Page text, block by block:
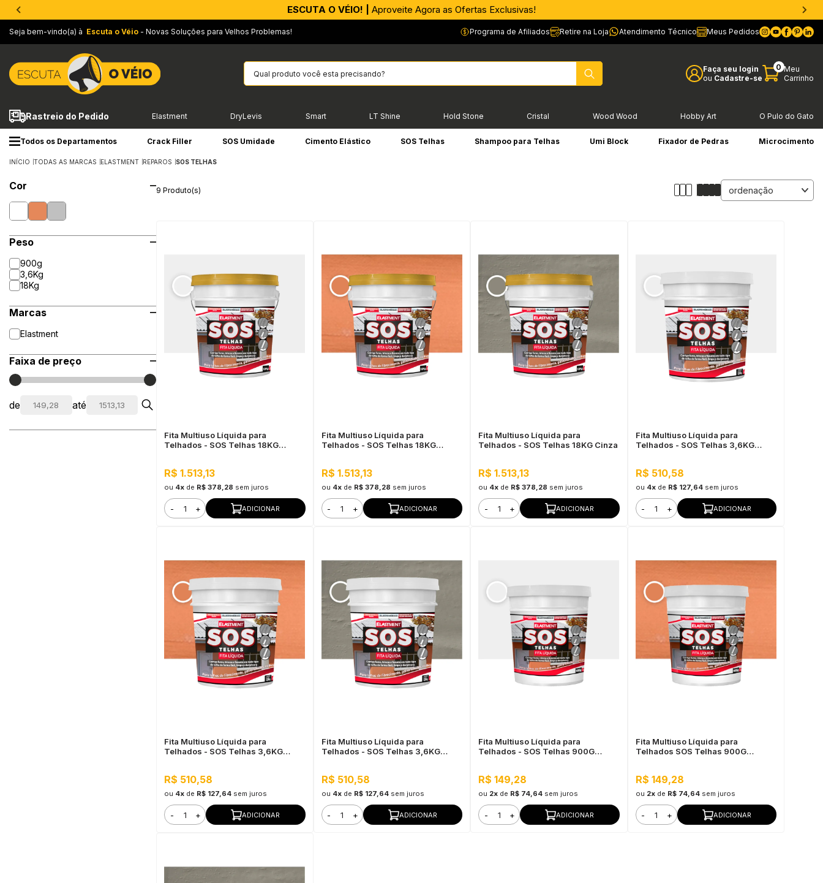
ESCUTA O VÉIO! | Aproveite Agora as Ofertas Exclusivas!
Seja bem-vindo(a) à Escuta o Véio - Novas Soluções para Velhos Problemas! Programa de Afiliados Retire na Loja Atendimento Técnico Meus Pedidos
Faça seu login
ou Cadastre-se
0 Meu
Carrinho
Rastreio do Pedido Elastment DryLevis Smart LT Shine Hold Stone Cristal Wood Wood Hobby Art O Pulo do Gato
Todos os Departamentos Crack Filler SOS Umidade Cimento Elástico SOS Telhas Shampoo para Telhas Umi Block Fixador de Pedras Microcimento
INÍCIO TODAS AS MARCAS ELASTMENT REPAROS SOS TELHAS
Cor
Peso
900g
3,6Kg
18Kg
Marcas
Elastment
Faixa de preço
de até
9 Produto(s)
Fita Multiuso Líquida para
Telhados - SOS Telhas 18KG
R$ 1.513,13
ou 4x de R$ 378,28 sem juros
- + ADICIONAR
Fita Multiuso Líquida para
Telhados - SOS Telhas 18KG
R$ 1.513,13
ou 4xde R$ 378,28 sem juros
- + ADICIONAR
Fita Multiuso Líquida para
Telhados - SOS Telhas 18KG Cinza
R$ 1.513,13
ou 4x de R$ 378,28 sem juros
- + ADICIONAR
Fita Multiuso Líquida para
Telhados - SOS Telhas 3,6KG
R$ 510,58
ou 4xde R$ 127,64 sem juros
- + ADICIONAR
Fita Multiuso Líquida para
Telhados - SOS Telhas 3,6KG
R$ 510,58
ou 4x de R$ 127,64 sem juros
- + ADICIONAR
Fita Multiuso Líquida para
Telhados - SOS Telhas 3,6KG
R$ 510,58
ou 4xde R$ 127,64 sem juros
- + ADICIONAR
Fita Multiuso Líquida para
Telhados - SOS Telhas 900G
R$ 149,28
ou 2x de R$ 74,64 sem juros
- + ADICIONAR
Fita Multiuso Líquida para
Telhados SOS Telhas 900G
R$ 149,28
ou 2xde R$ 74,64 sem juros
- + ADICIONAR